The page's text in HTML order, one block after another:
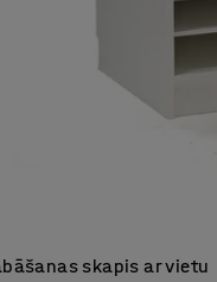
skapis ar vietu